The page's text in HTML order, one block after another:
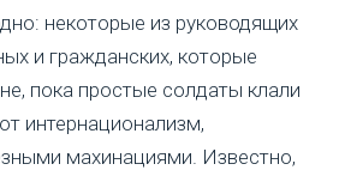
некоторые из руководящих
и гражданских, которые
пока простые солдаты клали
интернационализм,
махинациями. Известно,